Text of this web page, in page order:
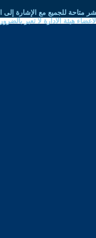
متاحة للجميع مع الإشارة إلى
هيئة الادارة لا تعبر